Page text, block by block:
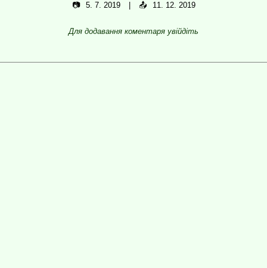
📷 5. 7. 2019 📤 11. 12. 2019
Для додавання коментаря увійдіть